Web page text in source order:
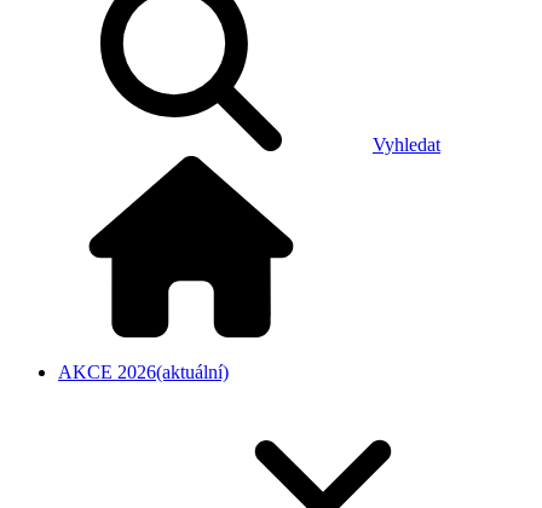
Vyhledat
AKCE 2026(aktuální)